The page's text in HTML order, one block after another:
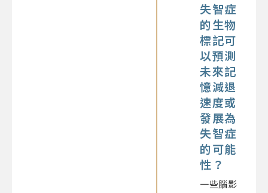
失智症
的生物
標記可
以預測
未來記
憶減退
速度或
發展為
失智症
的可能
性？
一些腦影